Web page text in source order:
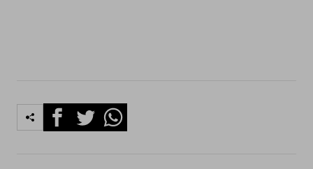
FacebookTwitterWhatsapp